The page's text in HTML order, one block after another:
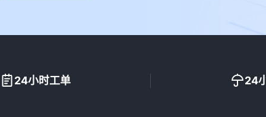
24小时工单 24